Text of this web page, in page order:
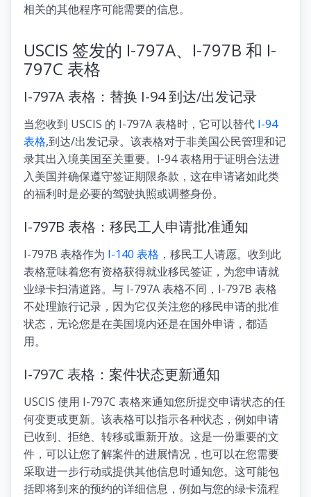
相关的其他程序可能需要的信息。
USCIS 签发的 I-797A、I-797B 和 I-
797C 表格
I-797A 表格：替换 I-94 到达/出发记录
当您收到 USCIS 的 I-797A 表格时，它可以替代 I-94
表格,到达/出发记录。该表格对于非美国公民管理和记
录其出入境美国至关重要。I-94 表格用于证明合法进
入美国并确保遵守签证期限条款，这在申请诸如此类
的福利时是必要的驾驶执照或调整身份。
I-797B 表格：移民工人申请批准通知
I-797B 表格作为 I-140 表格 ，移民工人请愿。收到此
表格意味着您有资格获得就业移民签证，为您申请就
业绿卡扫清道路。与 I-797A 表格不同，I-797B 表格
不处理旅行记录，因为它仅关注您的移民申请的批准
状态，无论您是在美国境内还是在国外申请，都适
用。
I-797C 表格：案件状态更新通知
USCIS 使用 I-797C 表格来通知您所提交申请状态的任
何变更或更新。该表格可以指示各种状态，例如申请
已收到、拒绝、转移或重新开放。这是一份重要的文
件，可以让您了解案件的进展情况，也可以在您需要
采取进一步行动或提供其他信息时通知您。这可能包
括即将到来的预约的详细信息，例如与您的绿卡流程